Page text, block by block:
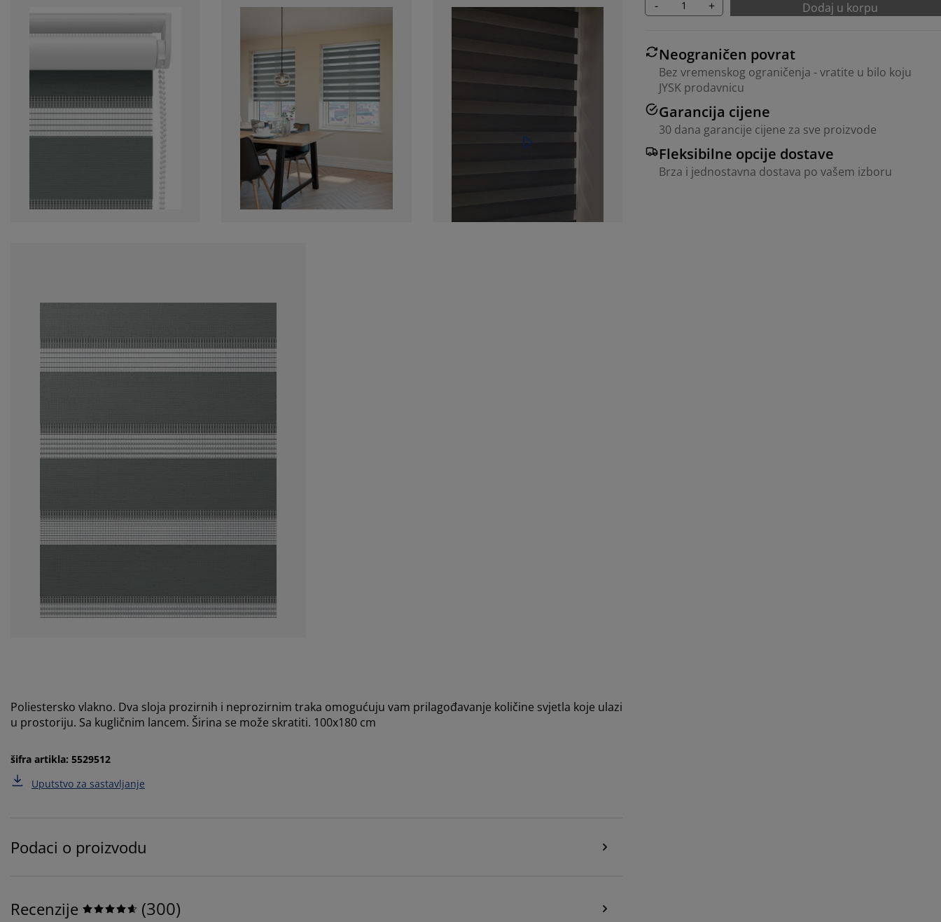
- + Dodaj u korpu
Neograničen povrat
Bez vremenskog ograničenja - vratite u bilo koju
JYSK prodavnicu
Garancija cijene
30 dana garancije cijene za sve proizvode
Fleksibilne opcije dostave
Brza i jednostavna dostava po vašem izboru
Poliestersko vlakno. Dva sloja prozirnih i neprozirnim traka omogućuju vam prilagođavanje količine svjetla koje ulazi
u prostoriju. Sa kugličnim lancem. Širina se može skratiti. 100x180 cm
šifra artikla: 5529512
Uputstvo za sastavljanje
Podaci o proizvodu
Recenzije (300)